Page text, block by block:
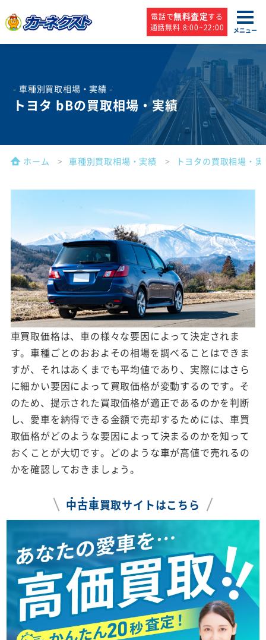
電話で無料査定する
通話無料 8:00~22:00
メニュー
- 車種別買取相場・実績 -
トヨタ bBの買取相場・実績
ホーム 車種別買取相場・実績 トヨタの買取相場・
車買取価格は、車の様々な要因によって決定されま
す。車種ごとのおおよその相場を調べることはできま
すが、それはあくまでも平均値であり、実際にはさら
に細かい要因によって買取価格が変動するのです。そ
のため、提示された買取価格が適正であるのかを判断
し、愛車を納得できる金額で売却するためには、車買
取価格がどのような要因によって決まるのかを知って
おくことが大切です。どのような車が高値で売れるの
かを確認しておきましょう。
中古車買取サイトはこちら